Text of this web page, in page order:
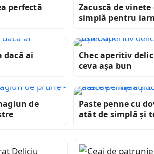
perfectă
Zacuscă de
simplă pentru
dacă ai
Chec aperitiv
ceva așa bun
de
Paste penne cu
atât de simplă și